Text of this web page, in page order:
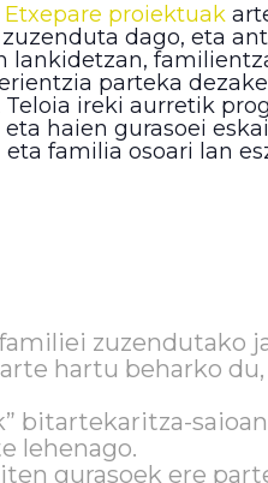
Etxepare proiektuak
dago, eta
parteka
ireki aurretik
haien gurasoei
familia osoari lan
zuzendutako
hartu beharko
bitartekaritza-
lehenago.
gurasoek ere